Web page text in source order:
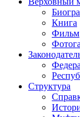
Книга
Фильм
Структура